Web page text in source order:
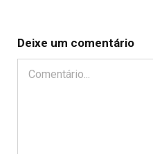
Deixe um comentário
Comentário